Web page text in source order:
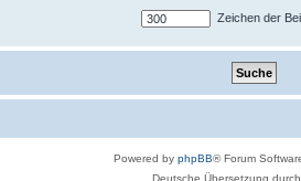
Zeichen der
Powered by phpBB® Forum
Deutsche Übersetzung durch